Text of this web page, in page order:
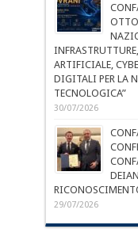
ARTIFICIALE,
DIGITALI PER LA
TECNOLOGICA”
30/07/2026
29/07/2026